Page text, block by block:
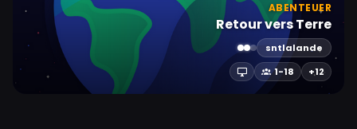
ABENTEUER
Retour vers Terre
sntlalande
1-18
+12